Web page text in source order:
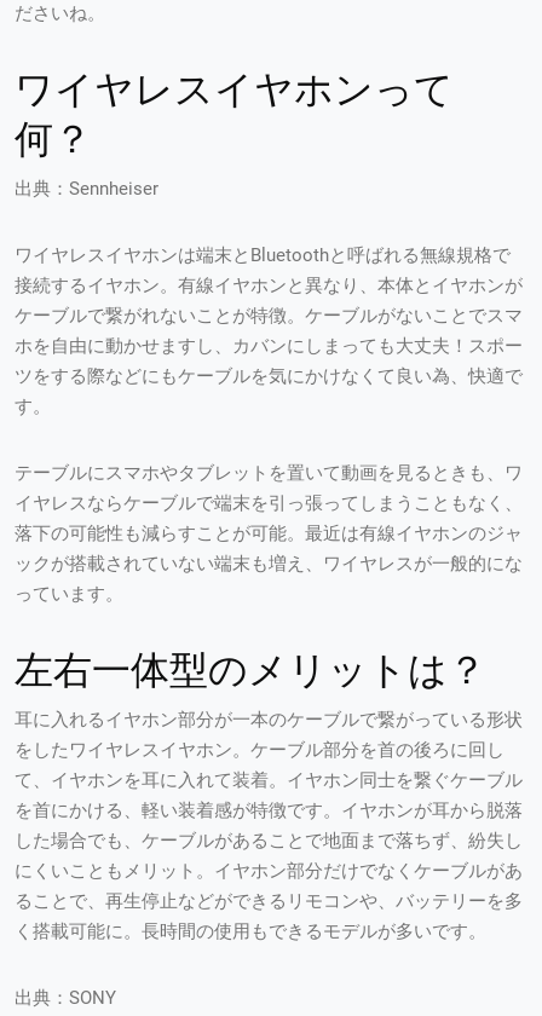
ださいね。
ワイヤレスイヤホンって
何？
出典：Sennheiser
ワイヤレスイヤホンは端末とBluetoothと呼ばれる無線規格で
接続するイヤホン。有線イヤホンと異なり、本体とイヤホンが
ケーブルで繋がれないことが特徴。ケーブルがないことでスマ
ホを自由に動かせますし、カバンにしまっても大丈夫！スポー
ツをする際などにもケーブルを気にかけなくて良い為、快適で
す。
テーブルにスマホやタブレットを置いて動画を見るときも、ワ
イヤレスならケーブルで端末を引っ張ってしまうこともなく、
落下の可能性も減らすことが可能。最近は有線イヤホンのジャ
ックが搭載されていない端末も増え、ワイヤレスが一般的にな
っています。
左右一体型のメリットは？
耳に入れるイヤホン部分が一本のケーブルで繋がっている形状
をしたワイヤレスイヤホン。ケーブル部分を首の後ろに回し
て、イヤホンを耳に入れて装着。イヤホン同士を繋ぐケーブル
を首にかける、軽い装着感が特徴です。イヤホンが耳から脱落
した場合でも、ケーブルがあることで地面まで落ちず、紛失し
にくいこともメリット。イヤホン部分だけでなくケーブルがあ
ることで、再生停止などができるリモコンや、バッテリーを多
く搭載可能に。長時間の使用もできるモデルが多いです。
出典：SONY